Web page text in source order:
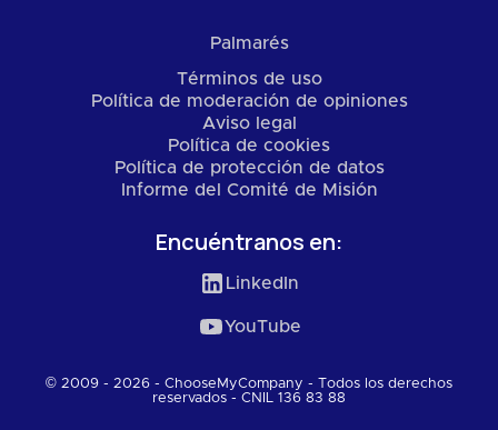
Palmarés
Términos de uso
Política de moderación de opiniones
Aviso legal
Política de cookies
Política de protección de datos
Informe del Comité de Misión
Encuéntranos en:
LinkedIn
YouTube
© 2009 - 2026 - ChooseMyCompany - Todos los derechos
reservados - CNIL 136 83 88